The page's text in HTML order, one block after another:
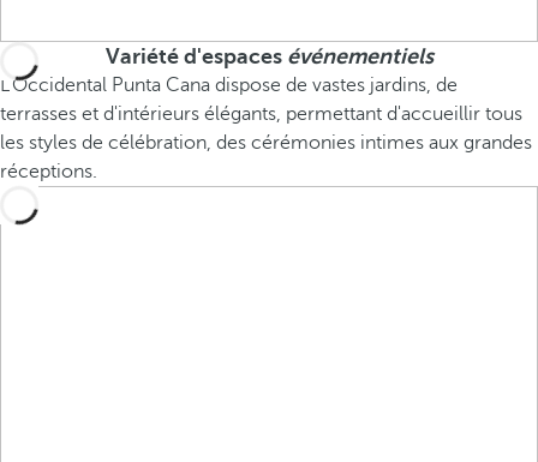
Variété d'espaces événementiels
L'Occidental Punta Cana dispose de vastes jardins, de
terrasses et d'intérieurs élégants, permettant d'accueillir tous
les styles de célébration, des cérémonies intimes aux grandes
réceptions.